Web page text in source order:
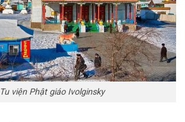
Tu viện Phật giáo Ivolginsky